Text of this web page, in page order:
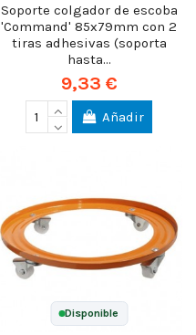
Soporte colgador de escoba
'Command' 85x79mm con 2
tiras adhesivas (soporta
hasta...
9,33 €
Añadir
Disponible